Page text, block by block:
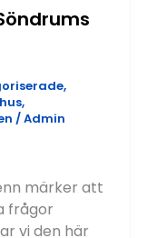
,
,
/Admin
märker att
frågor
vi den här